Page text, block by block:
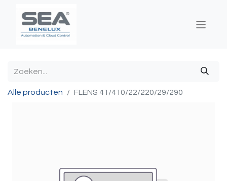
Alle producten FLENS 41/410/22/220/29/290